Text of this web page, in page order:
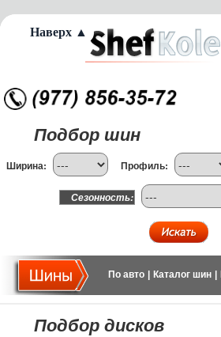
Подбор шин
Ширина: Профиль:
Сезонность:
По авто Каталог шин
Подбор дисков
Наверх ▲